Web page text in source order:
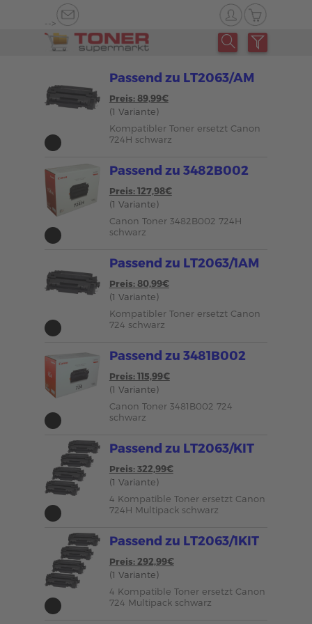
-->
Passend zu LT2063/AM
Preis: 89,99€
(1 Variante)
Kompatibler Toner ersetzt Canon
724H schwarz
Passend zu 3482B002
Preis: 127,98€
(1 Variante)
Canon Toner 3482B002 724H
schwarz
Passend zu LT2063/1AM
Preis: 80,99€
(1 Variante)
Kompatibler Toner ersetzt Canon
724 schwarz
Passend zu 3481B002
Preis: 115,99€
(1 Variante)
Canon Toner 3481B002 724
schwarz
Passend zu LT2063/KIT
Preis: 322,99€
(1 Variante)
4 Kompatible Toner ersetzt Canon
724H Multipack schwarz
Passend zu LT2063/1KIT
Preis: 292,99€
(1 Variante)
4 Kompatible Toner ersetzt Canon
724 Multipack schwarz